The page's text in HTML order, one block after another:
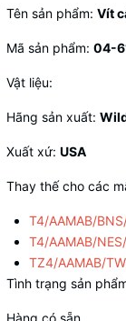
Tên sản phẩm: Vít
Mã sản phẩm: 04-
Vật liệu:
Hãng sản xuất:
Xuất xứ: USA
Thay thế cho các
T4/AAMAB/
T4/AAMAB/
TZ4/AAMAB/
Tình trạng sản